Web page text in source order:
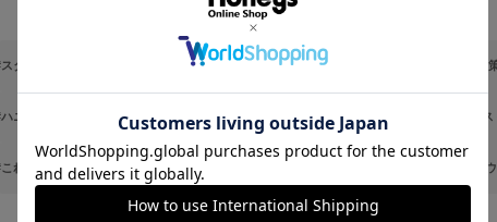
スタッフおすすめ 選ぶならこれ 2026浴衣コレクション 夏映え 紫外線・UV対
ハニさら 汗ばむ季節もさらっと 体型カバー 体のラインを拾いにくい オフィ
これ欲しかった キャラクターアイテム 体型カバー ブラ